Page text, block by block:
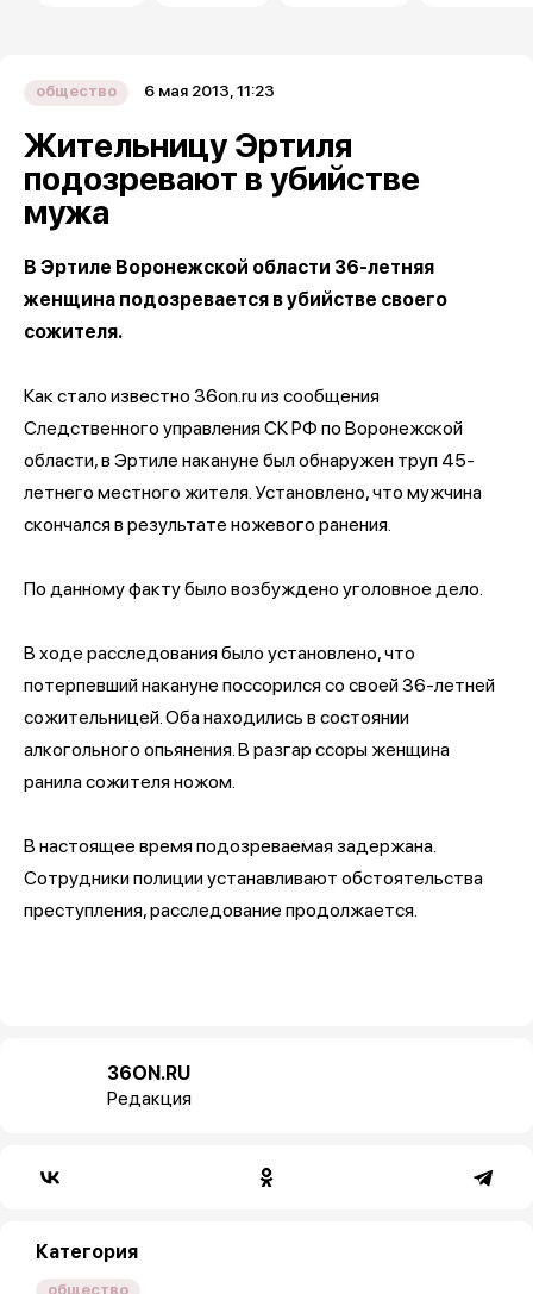
общество 6 мая 2013, 11:23
Жительницу Эртиля
подозревают в убийстве
мужа
В Эртиле Воронежской области 36-летняя
женщина подозревается в убийстве своего
сожителя.
Как стало известно 36on.ru из сообщения
Следственного управления СК РФ по Воронежской
области, в Эртиле накануне был обнаружен труп 45-
летнего местного жителя. Установлено, что мужчина
скончался в результате ножевого ранения.
По данному факту было возбуждено уголовное дело.
В ходе расследования было установлено, что
потерпевший накануне поссорился со своей 36-летней
сожительницей. Оба находились в состоянии
алкогольного опьянения. В разгар ссоры женщина
ранила сожителя ножом.
В настоящее время подозреваемая задержана.
Сотрудники полиции устанавливают обстоятельства
преступления, расследование продолжается.
36ON.RU
Редакция
Категория
общество